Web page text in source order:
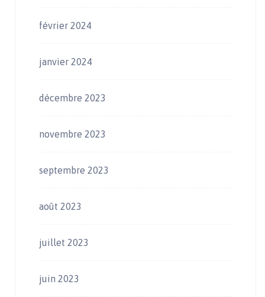
février 2024
janvier 2024
décembre 2023
novembre 2023
septembre 2023
août 2023
juillet 2023
juin 2023